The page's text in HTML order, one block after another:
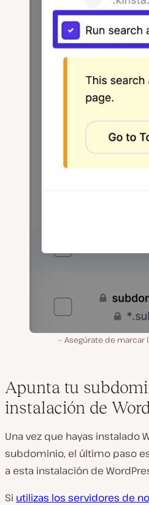
Asegúrate de marcar
Apunta tu
instalación de
Una vez que hayas instalado
subdominio, el último paso
a esta instalación de
Si utilizas los servidores de